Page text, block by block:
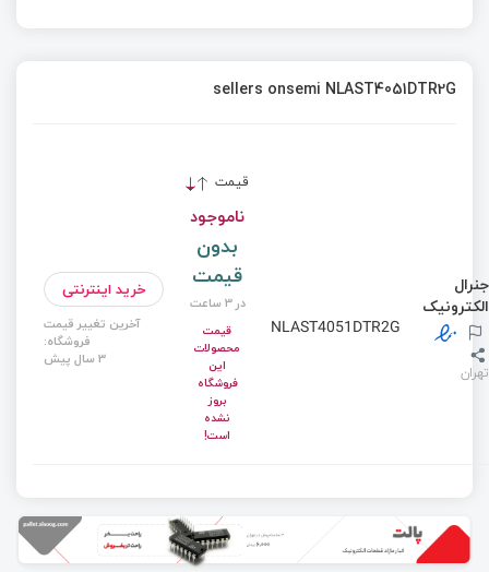
sellers onsemi NLAST4051DTR2G
قیمت
جنرال
الکترونیک
تهران
NLAST4051DTR2G
ناموجود
بدون
قیمت
در 3 ساعت
قیمت
محصولات
این
فروشگاه
بروز
نشده
است!
خرید اینترنتی
آخرین تغییر قیمت
فروشگاه:
3 سال پیش